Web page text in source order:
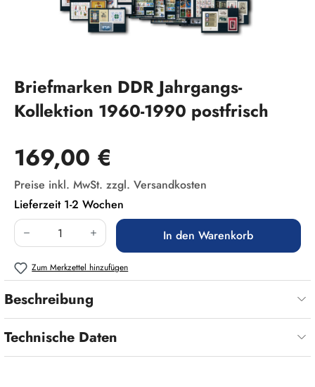
Briefmarken DDR Jahrgangs-
Kollektion 1960-1990 postfrisch
Regulärer Preis:
169,00 €
Preise inkl. MwSt. zzgl. Versandkosten
Lieferzeit 1-2 Wochen
Produkt Anzahl: Gib den gewünschten Wert
In den Warenkorb
Zum Merkzettel hinzufügen
Beschreibung
Technische Daten